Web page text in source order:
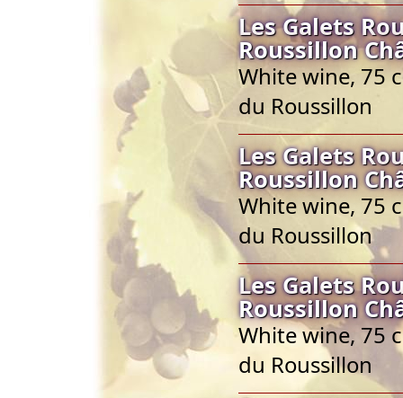
Les Galets
Roussillon
White wine, 75
du Roussillon
Les Galets
Roussillon
White wine, 75
du Roussillon
Les Galets
Roussillon
White wine, 75
du Roussillon